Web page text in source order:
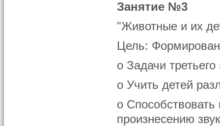
Занятие №3
"Животные и их
Цель:
o Задачи третьего
o Учить детей
o Способствовать
произнесению